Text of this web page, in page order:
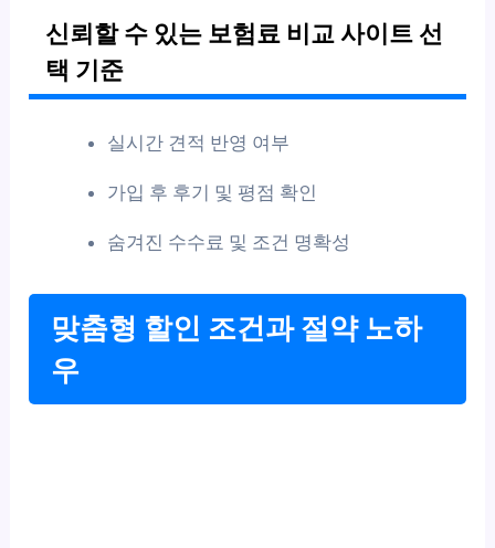
신뢰할 수 있는 보험료 비교 사이트 선
택 기준
실시간 견적 반영 여부
가입 후 후기 및 평점 확인
숨겨진 수수료 및 조건 명확성
맞춤형 할인 조건과 절약 노하
우